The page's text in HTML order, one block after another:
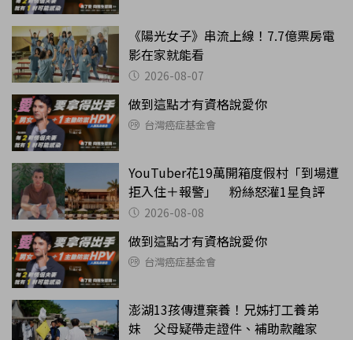
《陽光女子》串流上線！7.7億票房電
影在家就能看
2026-08-07
做到這點才有資格說愛你
台灣癌症基金會
YouTuber花19萬開箱度假村「到場遭
拒入住＋報警」 粉絲怒灌1星負評
2026-08-08
做到這點才有資格說愛你
台灣癌症基金會
澎湖13孩傳遭棄養！兄姊打工養弟
妹 父母疑帶走證件、補助款離家